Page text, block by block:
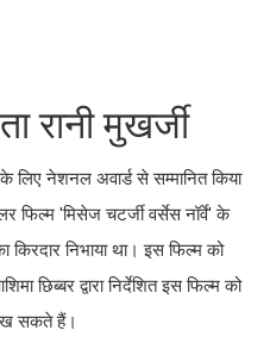
रानी मुखर्जी
लिए नेशनल अवार्ड से सम्मानित किया
फिल्म 'मिसेज चटर्जी वर्सेस नॉर्वे' के
किरदार निभाया था। इस फिल्म को
छिब्बर द्वारा निर्देशित इस फिल्म को
सकते हैं।